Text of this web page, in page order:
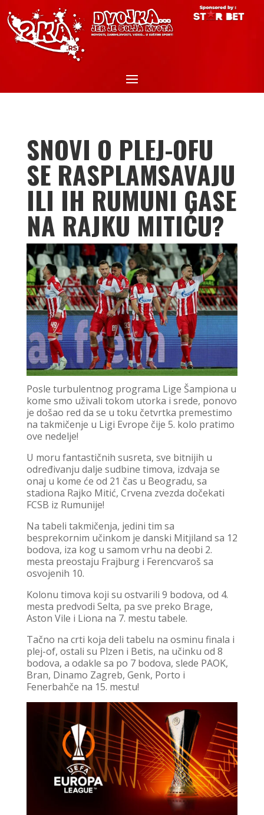
SNOVI O PLEJ-OFU
SE RASPLAMSAVAJU
ILI IH RUMUNI GASE
NA RAJKU MITIĆU?
Posle turbulentnog programa Lige Šampiona u
kome smo uživali tokom utorka i srede, ponovo
je došao red da se u toku četvrtka premestimo
na takmičenje u Ligi Evrope čije 5. kolo pratimo
ove nedelje!
U moru fantastičnih susreta, sve bitnijih u
određivanju dalje sudbine timova, izdvaja se
onaj u kome će od 21 čas u Beogradu, sa
stadiona Rajko Mitić, Crvena zvezda dočekati
FCSB iz Rumunije!
Na tabeli takmičenja, jedini tim sa
besprekornim učinkom je danski Mitjiland sa 12
bodova, iza kog u samom vrhu na deobi 2.
mesta preostaju Frajburg i Ferencvaroš sa
osvojenih 10.
Kolonu timova koji su ostvarili 9 bodova, od 4.
mesta predvodi Selta, pa sve preko Brage,
Aston Vile i Liona na 7. mestu tabele.
Tačno na crti koja deli tabelu na osminu finala i
plej-of, ostali su Plzen i Betis, na učinku od 8
bodova, a odakle sa po 7 bodova, slede PAOK,
Bran, Dinamo Zagreb, Genk, Porto i
Fenerbahče na 15. mestu!